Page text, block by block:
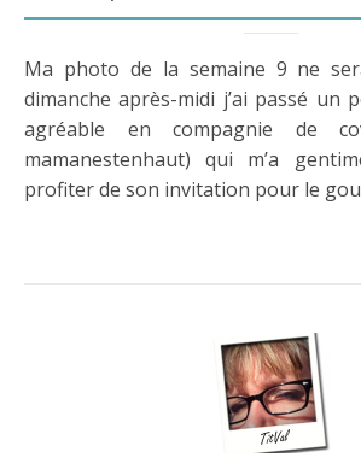
Ma photo de la semaine 9 ne sera pas seule, car
dimanche après-midi j’ai passé un
agréable en compagnie de
mamanestenhaut) qui m’a
profiter de son invitation pour le